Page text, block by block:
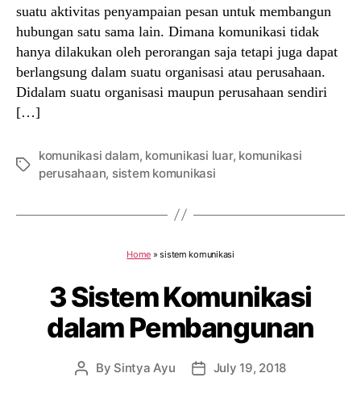
suatu aktivitas penyampaian pesan untuk membangun
hubungan satu sama lain. Dimana komunikasi tidak
hanya dilakukan oleh perorangan saja tetapi juga dapat
berlangsung dalam suatu organisasi atau perusahaan.
Didalam suatu organisasi maupun perusahaan sendiri
[…]
Tags
komunikasi dalam, komunikasi luar, komunikasi
perusahaan, sistem komunikasi
Home »sistem komunikasi
3 Sistem Komunikasi
dalam Pembangunan
Post
By Sintya Ayu
PostJuly 19, 2018